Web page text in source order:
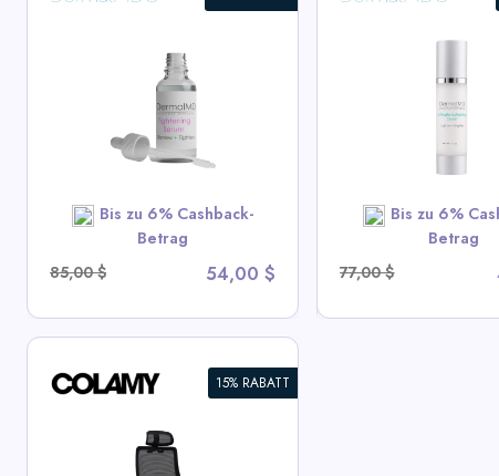
Bis zu 6% Cashback-
Betrag
85,00 $
54,00 $
Bis zu 6%
Betrag
77,00 $
Intim Aufhellungsserum
View All DermalMD Deals
Yerba Mate
Augencreme
View All
SHOP
15% RABATT